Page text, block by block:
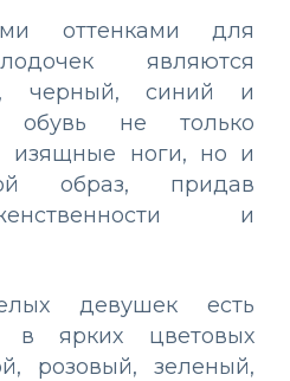
оттенками для
являются
черный, синий и
обувь не только
изящные ноги, но и
образ, придав
и
девушек есть
в ярких цветовых
розовый, зеленый,